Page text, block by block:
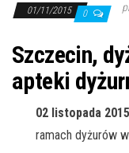
01/11/2015 0
Szczecin,
apteki
02 listopada
ramach dyżurów